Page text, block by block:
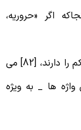
داده است.[81] ازآنجاکه اگر «حروریه،
نیز _ مثل ناصبی _ مستبصر شوند، همان حکم را دارند، [82] می
ها _ به ویژه